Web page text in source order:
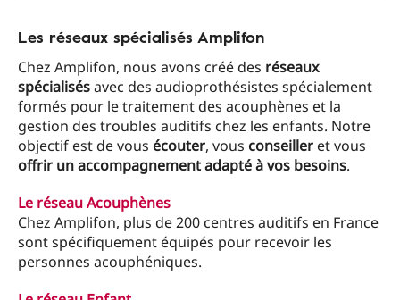
Les réseaux spécialisés Amplifon
Chez Amplifon, nous avons créé des réseaux
spécialisésavec des audioprothésistes spécialement
formés pour le traitement des acouphènes et la
gestion des troubles auditifs chez les enfants. Notre
objectif est de vous écouter, vous conseiller et vous
offrir un accompagnement adapté à vos besoins.
Le réseau Acouphènes
Chez Amplifon, plus de 200 centres auditifs en France
sont spécifiquement équipés pour recevoir les
personnes acouphéniques.